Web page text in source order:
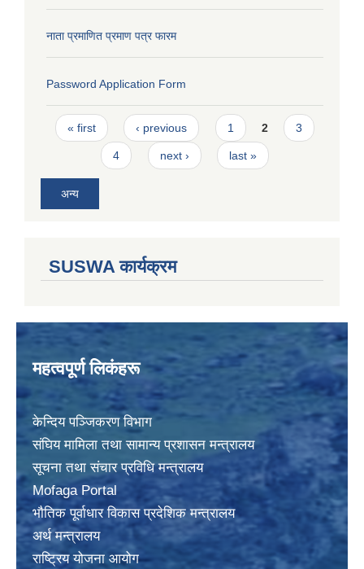
नाता प्रमाणित प्रमाण पत्र फारम
Password Application Form
Pages
« first ‹ previous 1 2 3
4 next › last »
अन्य
SUSWA कार्यक्रम
महत्वपूर्ण लिकंहरू
केन्दिय पञ्जिकरण विभाग
संघिय मामिला तथा सामान्य प्रशासन मन्त्रालय
सूचना तथा संचार प्रविधि मन्त्रालय
Mofaga Portal
भाैतिक पूर्वाधार विकास प्रदेशिक मन्त्रालय
अर्थ मन्त्रालय
राष्ट्रिय योजना आयोग